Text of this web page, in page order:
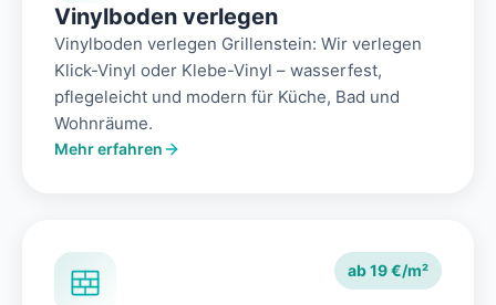
Vinylboden verlegen
Vinylboden verlegen Grillenstein: Wir verlegen
Klick-Vinyl oder Klebe-Vinyl – wasserfest,
pflegeleicht und modern für Küche, Bad und
Wohnräume.
Mehr erfahren
ab 19 €/m²